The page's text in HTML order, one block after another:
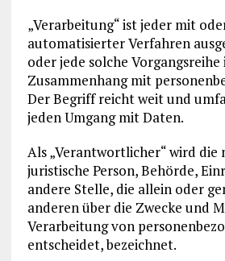
„Verarbeitung“ ist jeder mit
automatisierter Verfahren
oder jede solche Vorgangsreihe
Zusammenhang mit
Der Begriff reicht weit und
jeden Umgang mit Daten.
Als „Verantwortlicher“ wird
juristische Person, Behörde,
andere Stelle, die allein oder
anderen über die Zwecke und
Verarbeitung von
entscheidet, bezeichnet.